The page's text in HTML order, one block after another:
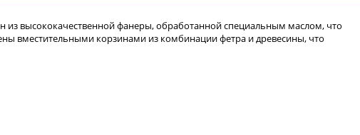
высококачественной фанеры, обработанной специальным маслом, что
вместительными корзинами из комбинации фетра и древесины, что